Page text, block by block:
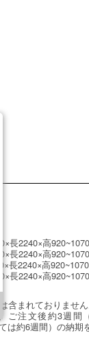
長2240×高
長2240×高
長2240×高
長2240×高
含まれておりません
ご注文後約3週間
は約6週間）の納期